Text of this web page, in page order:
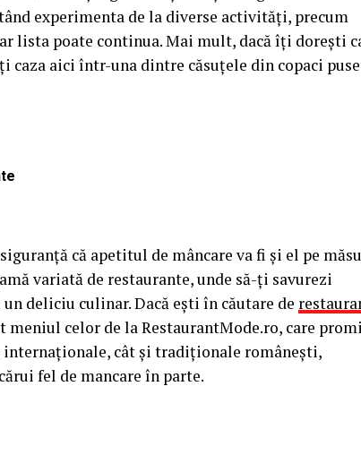
experimenta de la diverse activități, precum
lista poate continua. Mai mult, dacă îți dorești
caza aici într-una dintre căsuțele din copaci
că apetitul de mâncare va fi și el pe
variată de restaurante, unde să-ți savurezi
deliciu culinar. Dacă ești în căutare de
meniul celor de la RestaurantMode.ro, care
internaționale, cât și tradiționale românești,
fel de mancare în parte.